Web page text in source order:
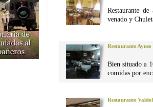
Restaurante
venado y
Restaurante Ayuso
Bien situado a
comidas por
Restaurante